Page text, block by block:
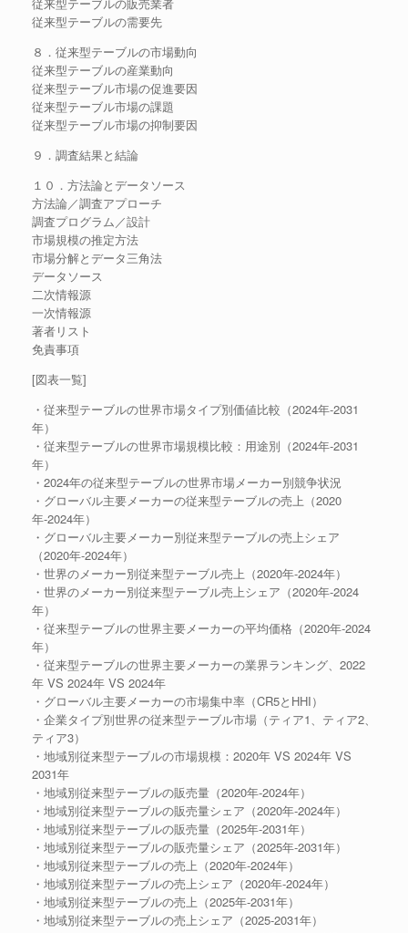
従来型テーブルの需要先
８．従来型テーブルの市場動向
従来型テーブルの産業動向
従来型テーブル市場の促進要因
従来型テーブル市場の課題
従来型テーブル市場の抑制要因
９．調査結果と結論
１０．方法論とデータソース
方法論／調査アプローチ
調査プログラム／設計
市場規模の推定方法
市場分解とデータ三角法
データソース
二次情報源
一次情報源
著者リスト
免責事項
[図表一覧]
・従来型テーブルの世界市場タイプ別価値比較（2024年-2031
年）
・従来型テーブルの世界市場規模比較：用途別（2024年-2031
年）
・2024年の従来型テーブルの世界市場メーカー別競争状況
・グローバル主要メーカーの従来型テーブルの売上（2020
年-2024年）
・グローバル主要メーカー別従来型テーブルの売上シェア
（2020年-2024年）
・世界のメーカー別従来型テーブル売上（2020年-2024年）
・世界のメーカー別従来型テーブル売上シェア（2020年-2024
年）
・従来型テーブルの世界主要メーカーの平均価格（2020年-2024
年）
・従来型テーブルの世界主要メーカーの業界ランキング、2022
年 VS 2024年 VS 2024年
・グローバル主要メーカーの市場集中率（CR5とHHI）
・企業タイプ別世界の従来型テーブル市場（ティア1、ティア2、
ティア3）
・地域別従来型テーブルの市場規模：2020年 VS 2024年 VS
2031年
・地域別従来型テーブルの販売量（2020年-2024年）
・地域別従来型テーブルの販売量シェア（2020年-2024年）
・地域別従来型テーブルの販売量（2025年-2031年）
・地域別従来型テーブルの販売量シェア（2025年-2031年）
・地域別従来型テーブルの売上（2020年-2024年）
・地域別従来型テーブルの売上シェア（2020年-2024年）
・地域別従来型テーブルの売上（2025年-2031年）
・地域別従来型テーブルの売上シェア（2025-2031年）